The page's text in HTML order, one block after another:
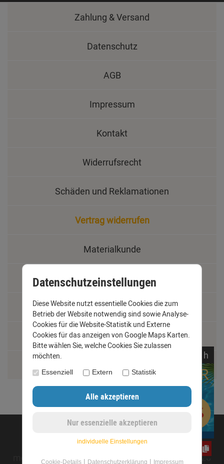
Zahlung & Versand
Datenschutz
AGB
Impressum
Kontakt
Widerrufsrecht
Schäden und Reklamationen
Vertrag widerrufen
Materialkunde
Fachbegriffe
Jobs
Montage und Installationshilfen
©opyright 2020 - www.dachrinnen-shop.de
h
ified eCommerce Shopsoftware © 2009-2026
Datenschutzeinstellungen
Diese Website nutzt essentielle Cookies die zum
Betrieb der Website notwendig sind sowie Analyse-
Cookies für die Website-Statistik und Externe
Cookies für das anzeigen von Google Maps Karten.
Bitte wählen Sie, welche Cookies Sie zulassen
möchten.
Essenziell Extern Statistik
individuelle Einstellungen
Cookie-Details| Datenschutzerklärung | Impressum